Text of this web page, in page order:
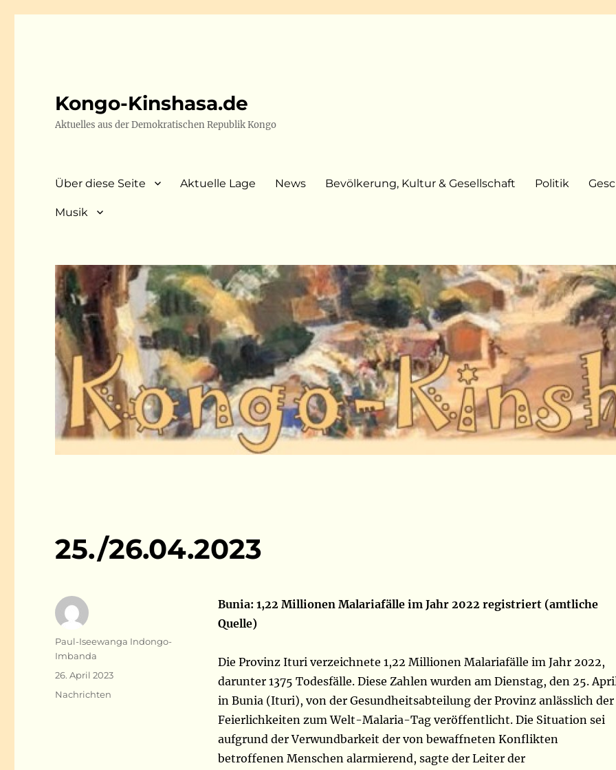
Kongo-Kinshasa.de
Aktuelles aus der Demokratischen Republik Kongo
Über diese Seite Aktuelle Lage News Bevölkerung, Kultur & Gesellschaft Politik
Musik
25./26.04.2023
Bunia: 1,22 Millionen Malariafälle im Jahr 2022 registriert (amtliche
Quelle)
Die Provinz Ituri verzeichnete 1,22 Millionen Malariafälle im Jahr 2022,
darunter 1375 Todesfälle. Diese Zahlen wurden am Dienstag, den 25.
in Bunia (Ituri), von der Gesundheitsabteilung der Provinz anlässlich der
Feierlichkeiten zum Welt-Malaria-Tag veröffentlicht. Die Situation sei
aufgrund der Verwundbarkeit der von bewaffneten Konflikten
betroffenen Menschen alarmierend, sagte der Leiter der
Autor
Paul-Iseewanga Indongo-
Imbanda
Veröffentlicht
26. April 2023
Kategorien
Nachrichten